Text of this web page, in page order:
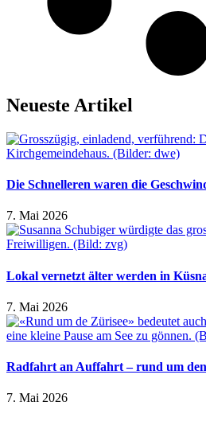
Neueste Artikel
Die Schnelleren waren die
7. Mai 2026
Lokal vernetzt älter werden in
7. Mai 2026
Radfahrt an Auffahrt – rund um
7. Mai 2026